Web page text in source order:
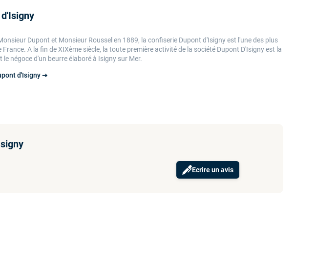
Dupont et Monsieur Roussel en 1889, la confiserie Dupont d'Isigny est l'une des plus
France. A la fin de XIXème siècle, la toute première activité de la société Dupont D'Isigny est la
le négoce d'un beurre élaboré à Isigny sur Mer.
d'Isigny ➔
Ecrire un avis